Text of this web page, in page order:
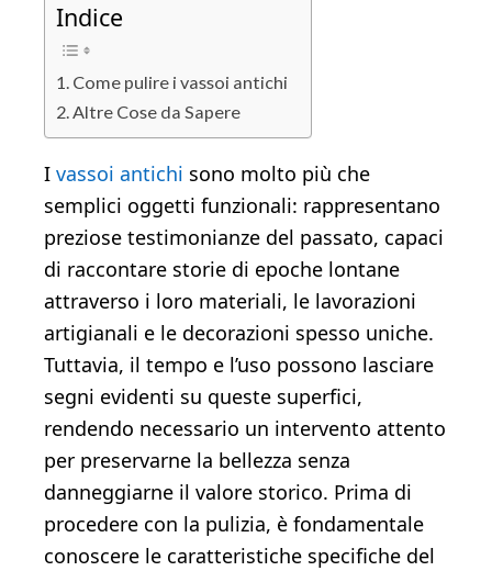
Indice
Come pulire i vassoi antichi
Altre Cose da Sapere
I vassoi antichi sono molto più che
semplici oggetti funzionali: rappresentano
preziose testimonianze del passato, capaci
di raccontare storie di epoche lontane
attraverso i loro materiali, le lavorazioni
artigianali e le decorazioni spesso uniche.
Tuttavia, il tempo e l’uso possono lasciare
segni evidenti su queste superfici,
rendendo necessario un intervento attento
per preservarne la bellezza senza
danneggiarne il valore storico. Prima di
procedere con la pulizia, è fondamentale
conoscere le caratteristiche specifiche del